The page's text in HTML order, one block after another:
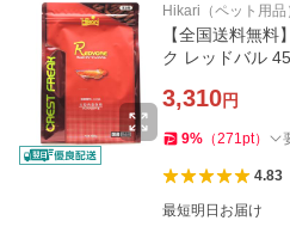
Hikari（ペット用品
【全国送料無
ク レッドバル
3,310円
9% （271pt）
4.83
最短明日お届け